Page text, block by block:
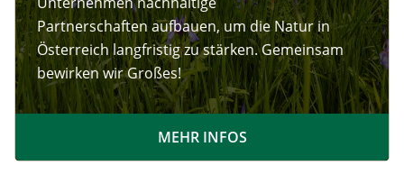
Partnerschaften aufbauen, um die Natur in
Österreich langfristig zu stärken. Gemeinsam
bewirken wir Großes!
MEHR INFOS